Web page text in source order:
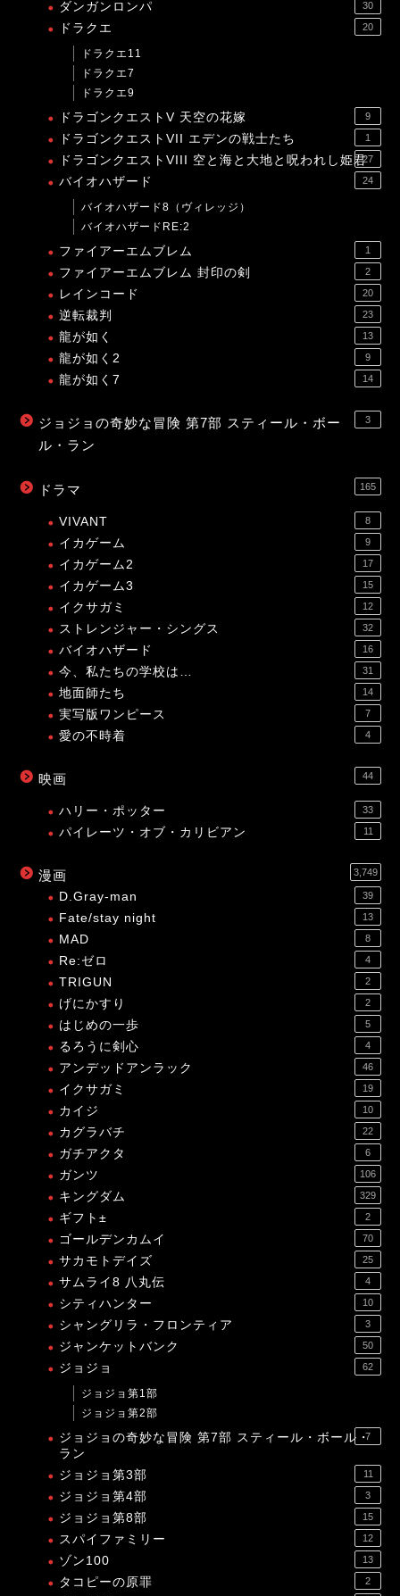
ダンガンロンパ 30
ドラクエ 20
ドラクエ11
ドラクエ7
ドラクエ9
ドラゴンクエストV 天空の花嫁 9
ドラゴンクエストVII エデンの戦士たち 1
ドラゴンクエストVIII 空と海と大地と呪われし姫君27
バイオハザード 24
バイオハザード8（ヴィレッジ）
バイオハザードRE:2
ファイアーエムブレム 1
ファイアーエムブレム 封印の剣 2
レインコード 20
逆転裁判 23
龍が如く 13
龍が如く2 9
龍が如く7 14
ジョジョの奇妙な冒険 第7部 スティール・ボー
ル・ラン
3
ドラマ 165
VIVANT 8
イカゲーム 9
イカゲーム2 17
イカゲーム3 15
イクサガミ 12
ストレンジャー・シングス 32
バイオハザード 16
今、私たちの学校は… 31
地面師たち 14
実写版ワンピース 7
愛の不時着 4
映画 44
ハリー・ポッター 33
パイレーツ・オブ・カリビアン 11
漫画 3,749
D.Gray-man 39
Fate/stay night 13
MAD 8
Re:ゼロ 4
TRIGUN 2
げにかすり 2
はじめの一歩 5
るろうに剣心 4
アンデッドアンラック 46
イクサガミ 19
カイジ 10
カグラバチ 22
ガチアクタ 6
ガンツ 106
キングダム 329
ギフト± 2
ゴールデンカムイ 70
サカモトデイズ 25
サムライ8 八丸伝 4
シティハンター 10
シャングリラ・フロンティア 3
ジャンケットバンク 50
ジョジョ 62
ジョジョ第1部
ジョジョ第2部
ジョジョの奇妙な冒険 第7部 スティール・ボール・
ラン
7
ジョジョ第3部 11
ジョジョ第4部 3
ジョジョ第8部 15
スパイファミリー 12
ゾン100 13
タコピーの原罪 2